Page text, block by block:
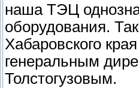
наша ТЭЦ
оборудования.
Хабаровского
генеральным
Толстогузовым.